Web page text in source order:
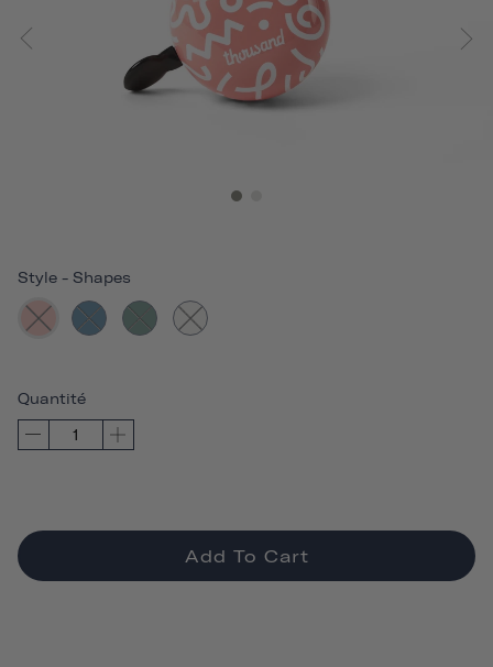
Style - Shapes
Quantité
Add To Cart